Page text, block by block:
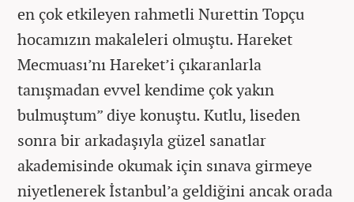
en çok etkileyen rahmetli Nurettin Topçu
hocamızın makaleleri olmuştu. Hareket
Mecmuası’nı Hareket’i çıkaranlarla
tanışmadan evvel kendime çok yakın
bulmuştum” diye konuştu. Kutlu, liseden
sonra bir arkadaşıyla güzel sanatlar
akademisinde okumak için sınava girmeye
niyetlenerek İstanbul’a geldiğini ancak orada